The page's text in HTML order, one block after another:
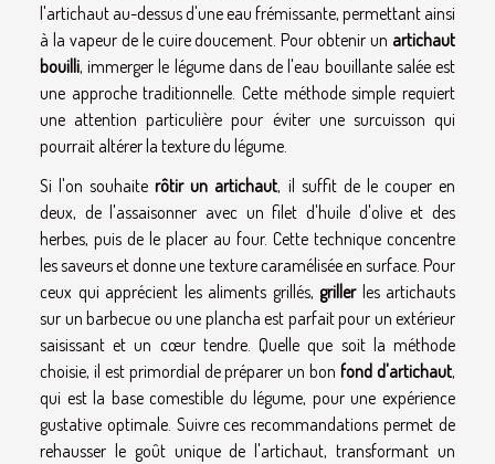
l'artichaut au-dessus d'une eau frémissante, permettant ainsi
à la vapeur de le cuire doucement. Pour obtenir un artichaut
bouilli, immerger le légume dans de l'eau bouillante salée est
une approche traditionnelle. Cette méthode simple requiert
une attention particulière pour éviter une surcuisson qui
pourrait altérer la texture du légume.
Si l'on souhaiterôtir un artichaut, il suffit de le couper en
deux, de l'assaisonner avec un filet d'huile d'olive et des
herbes, puis de le placer au four. Cette technique concentre
les saveurs et donne une texture caramélisée en surface. Pour
ceux qui apprécient les aliments grillés, grillerles artichauts
sur un barbecue ou une plancha est parfait pour un extérieur
saisissant et un cœur tendre. Quelle que soit la méthode
choisie, il est primordial de préparer un bonfond d'artichaut,
qui est la base comestible du légume, pour une expérience
gustative optimale. Suivre ces recommandations permet de
rehausser le goût unique de l'artichaut, transformant un